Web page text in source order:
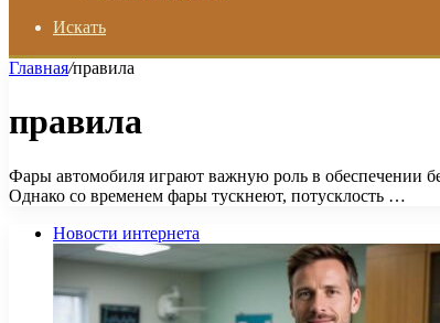
Искать
Главная/правила
правила
Фары автомобиля играют важную роль в обеспечении
Однако со временем фары тускнеют, потусклость …
Новости интернета